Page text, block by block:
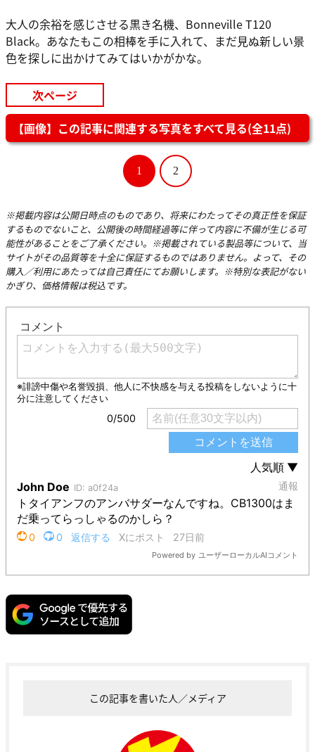
大人の余裕を感じさせる黒き名機、Bonneville T120
Black。あなたもこの相棒を手に入れて、まだ見ぬ新しい景
色を探しに出かけてみてはいかがかな。
次ページ
【画像】この記事に関連する写真をすべて見る(全11点)
1 2
※掲載内容は公開日時点のものであり、将来にわたってその真正性を保証
するものでないこと、公開後の時間経過等に伴って内容に不備が生じる可
能性があることをご了承ください。※掲載されている製品等について、当
サイトがその品質等を十全に保証するものではありません。よって、その
購入／利用にあたっては自己責任にてお願いします。※特別な表記がない
かぎり、価格情報は税込です。
この記事を書いた人／メディア